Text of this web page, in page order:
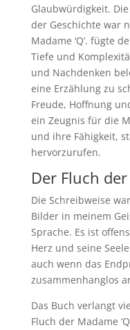
Glaubwürdigkeit.
der Geschichte war
Madame ‘Q’. fügte
Tiefe und
und Nachdenken
eine Erzählung zu
Freude, Hoffnung
ein Zeugnis für die
und ihre Fähigkeit,
hervorzurufen.
Der Fluch der
Die Schreibweise
Bilder in meinem
Sprache. Es ist
Herz und seine
auch wenn das
zusammenhanglos
Das Buch verlangt
Fluch der Madame